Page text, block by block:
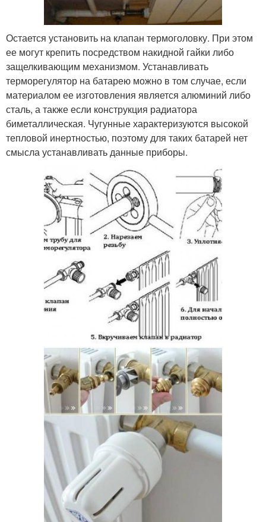
Остается установить на клапан термоголовку. При этом
ее могут крепить посредством накидной гайки либо
защелкивающим механизмом. Устанавливать
терморегулятор на батарею можно в том случае, если
материалом ее изготовления является алюминий либо
сталь, а также если конструкция радиатора
биметаллическая. Чугунные характеризуются высокой
тепловой инертностью, поэтому для таких батарей нет
смысла устанавливать данные приборы.